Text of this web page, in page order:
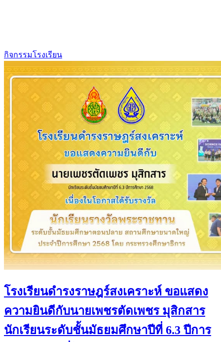
กิจกรรมโรงเรียน
โรงเรียนดำรงราษฎร์สงเคราะห์ ขอแสดง
ความยินดีกับนายเพชรตัดเพชร มุสิกสาร
นักเรียนระดับชั้นมัธยมศึกษาปีที่ 6.3 ปีการ